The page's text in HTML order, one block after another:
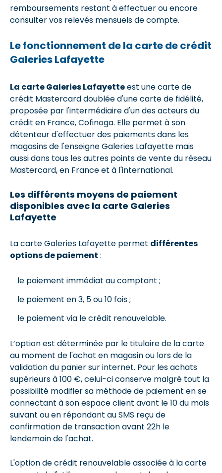
remboursements restant à effectuer ou encore
consulter vos relevés mensuels de compte.
Le fonctionnement de la carte de crédit
Galeries Lafayette
La carte Galeries Lafayetteest une carte de
crédit Mastercard doublée d'une carte de fidélité,
proposée par l'intermédiaire d'un des acteurs du
crédit en France, Cofinoga. Elle permet à son
détenteur d'effectuer des paiements dans les
magasins de l'enseigne Galeries Lafayette mais
aussi dans tous les autres points de vente du réseau
Mastercard, en France et à l'international.
Les différents moyens de paiement
disponibles avec la carte Galeries
Lafayette
La carte Galeries Lafayette permet différentes
options de paiement :
le paiement immédiat au comptant ;
le paiement en 3, 5 ou 10 fois ;
le paiement via le crédit renouvelable.
L’option est déterminée par le titulaire de la carte
au moment de l'achat en magasin ou lors de la
validation du panier sur internet. Pour les achats
supérieurs à 100 €, celui-ci conserve malgré tout la
possibilité modifier sa méthode de paiement en se
connectant à son espace client avant le 10 du mois
suivant ou en répondant au SMS reçu de
confirmation de transaction avant 22h le
lendemain de l'achat.
L'option de crédit renouvelable associée à la carte